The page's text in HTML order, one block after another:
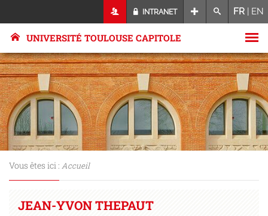
INTRANET FR | EN
UNIVERSITÉ TOULOUSE CAPITOLE
Vous êtes ici : Accueil
JEAN-YVON THEPAUT